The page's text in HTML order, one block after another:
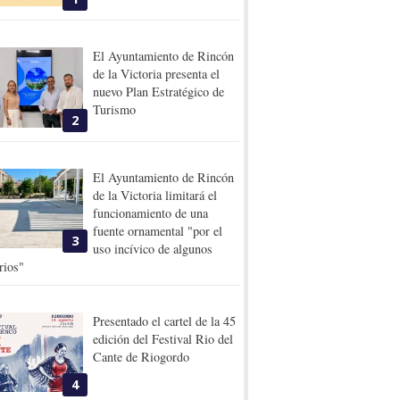
2
El Ayuntamiento de Rincón
de la Victoria presenta el
nuevo Plan Estratégico de
Turismo
3
El Ayuntamiento de Rincón
de la Victoria limitará el
funcionamiento de una
fuente ornamental "por el
uso incívico de algunos
4
Presentado el cartel de la 45
edición del Festival Rio del
Cante de Riogordo